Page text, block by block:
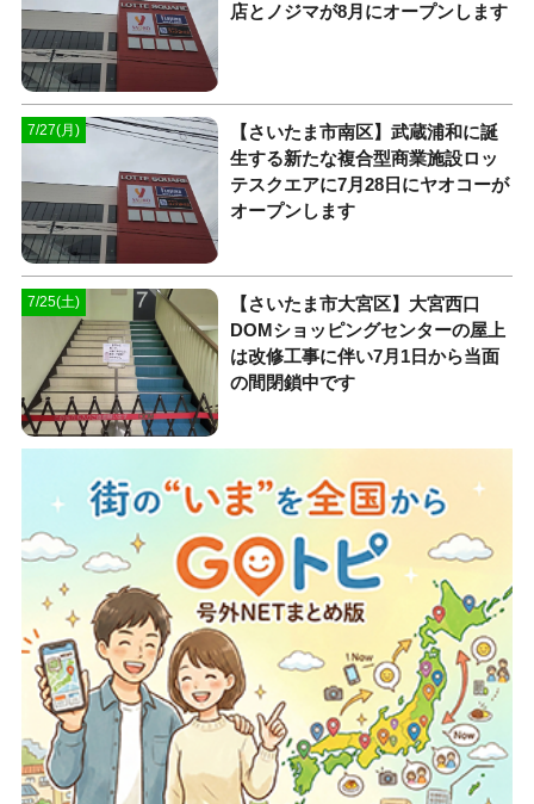
店とノジマが8月にオープンします
7/27(月)
【さいたま市南区】武蔵浦和に誕
生する新たな複合型商業施設ロッ
テスクエアに7月28日にヤオコーが
オープンします
7/25(土)
【さいたま市大宮区】大宮西口
DOMショッピングセンターの屋上
は改修工事に伴い7月1日から当面
の間閉鎖中です